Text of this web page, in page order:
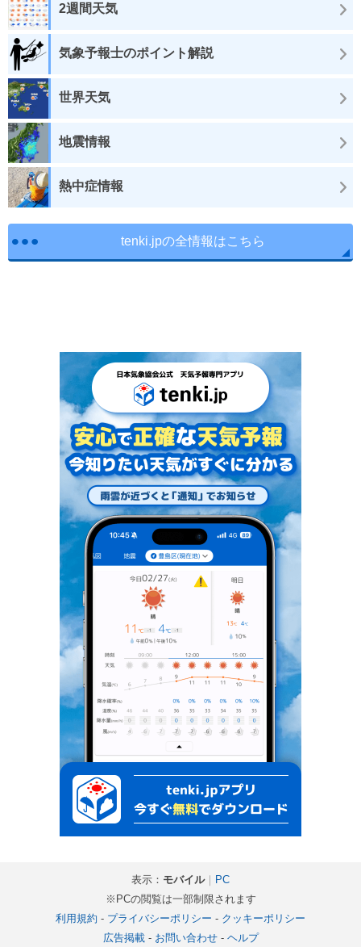
2週間天気
気象予報士のポイント解説
世界天気
地震情報
熱中症情報
tenki.jpの全情報はこちら
表示： モバイル｜ PC
※PCの閲覧は一部制限されます
利用規約 - プライバシーポリシー - クッキーポリシー
広告掲載- お問い合わせ- ヘルプ